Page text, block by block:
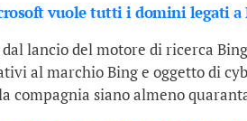
vuole tutti i domini legati a
dal lancio del motore di ricerca
al marchio Bing e oggetto di
compagnia siano almeno